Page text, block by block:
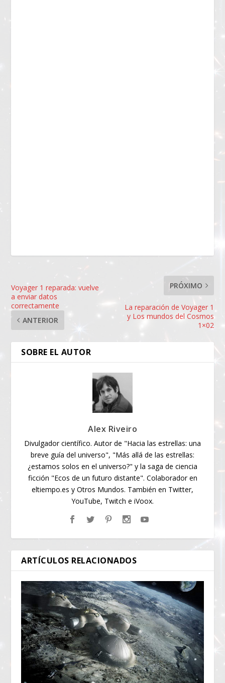
Voyager 1 reparada: vuelve
a enviar datos
correctamente
ANTERIOR
PRÓXIMO
La reparación de Voyager 1
y Los mundos del Cosmos
1×02
SOBRE EL AUTOR
Alex Riveiro
Divulgador científico. Autor de "Hacia las estrellas: una
breve guía del universo", "Más allá de las estrellas:
¿estamos solos en el universo?" y la saga de ciencia
ficción "Ecos de un futuro distante". Colaborador en
eltiempo.es y Otros Mundos. También en Twitter,
YouTube, Twitch e iVoox.
ARTÍCULOS RELACIONADOS